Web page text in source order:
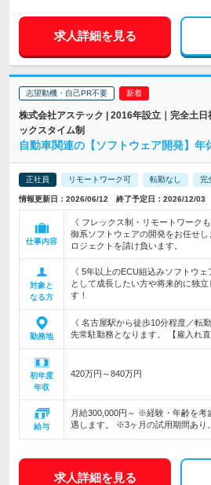
求人詳細を見る
志望動機・自己PR不要
株式会社アステック | 2016年設立｜完全土
ックスタイム制
自動車関連の【ソフトウェア開発】年
正社員 リモートワーク可 転勤なし 完
情報更新日：2026/06/12 終了予定日：2026/12/03
仕事内容
《 フレックス制・リモートワーク
御系ソフトウェアの開発をお任せ
ロジェクトを請け負います。
対象と
なる方
《 5年以上のECU組込みソフトウ
として成長したい方や将来的に独
す！
勤務地
《 名古屋駅から徒歩10分程度／転
先常駐勤務となります。 【雇入れ
初年度
年収
420万円～840万円
給与
月給300,000円～ ※経験・年齢を考
遇します。 ※3ヶ月の試用期間あり
求人詳細を見る